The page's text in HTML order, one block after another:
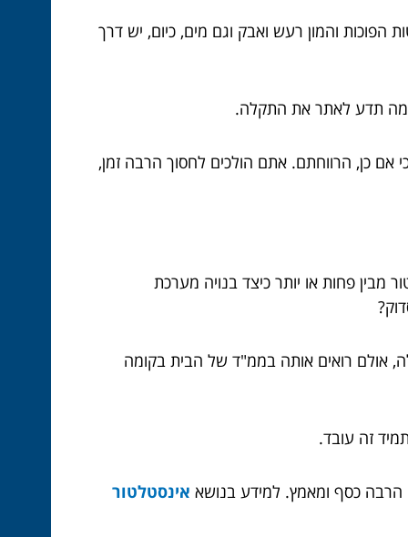
והמון רעש ואבק וגם מים, כיום, יש דרך
תדע לאתר את התקלה.
כן, הרווחתם. אתם הולכים לחסוך הרבה זמן,
פחות או יותר כיצד בנויה מערכת
שהנזילה נמצאת באמבטיה למעלה, אולם רואים אותה בממ"ד של הבית בקומה
זה עובד.
אינסטלטור